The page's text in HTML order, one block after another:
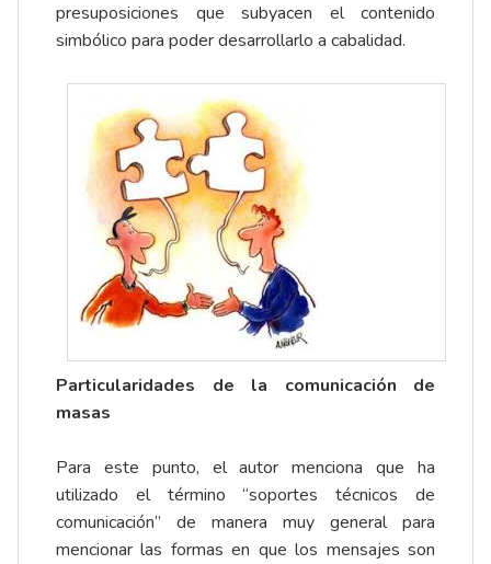
presuposiciones que subyacen el contenido
simbólico para poder desarrollarlo a cabalidad.
Particularidades de la comunicación de
masas
Para este punto, el autor menciona que ha
utilizado el término “soportes técnicos de
comunicación” de manera muy general para
mencionar las formas en que los mensajes son